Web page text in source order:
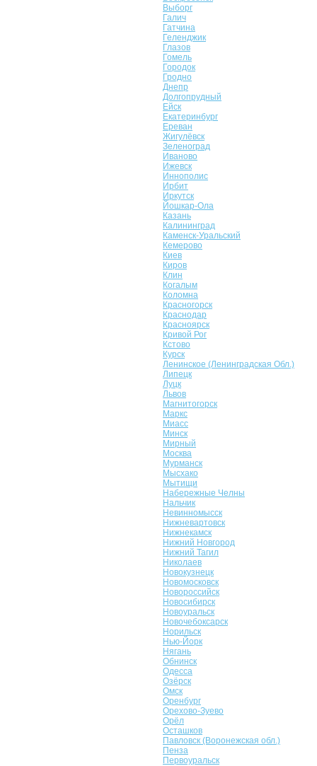
Выборг
Галич
Гатчина
Геленджик
Глазов
Гомель
Городок
Гродно
Днепр
Долгопрудный
Ейск
Екатеринбург
Ереван
Жигулёвск
Зеленоград
Иваново
Ижевск
Иннополис
Ирбит
Иркутск
Йошкар-Ола
Казань
Калининград
Каменск-Уральский
Кемерово
Киев
Киров
Клин
Когалым
Коломна
Красногорск
Краснодар
Красноярск
Кривой Рог
Кстово
Курск
Ленинское (Ленинградская Обл.)
Липецк
Луцк
Львов
Магнитогорск
Маркс
Миасс
Минск
Мирный
Москва
Мурманск
Мысхако
Мытищи
Набережные Челны
Нальчик
Невинномысск
Нижневартовск
Нижнекамск
Нижний Новгород
Нижний Тагил
Николаев
Новокузнецк
Новомосковск
Новороссийск
Новосибирск
Новоуральск
Новочебоксарск
Норильск
Нью-Йорк
Нягань
Обнинск
Одесса
Озёрск
Омск
Оренбург
Орехово-Зуево
Орёл
Осташков
Павловск (Воронежская обл.)
Пенза
Первоуральск